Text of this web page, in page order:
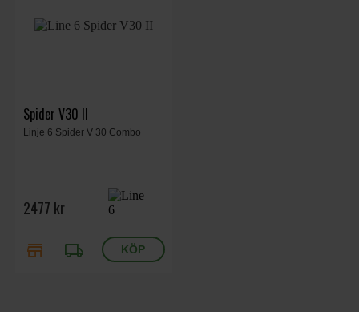
Spider V30 II
Linje 6 Spider V 30 Combo
2477 kr
store local_shipping